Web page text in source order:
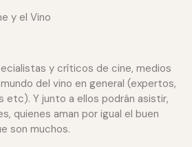
y el Vino
y críticos de cine, medios
del vino en general (expertos,
etc). Y junto a ellos podrán asistir,
quienes aman por igual el buen
son muchos.